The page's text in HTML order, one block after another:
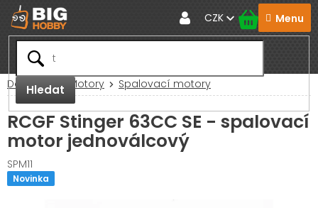
Přejít
na
obsah
Hledat
CZK
Domů RC Motory Spalovací motory
RCGF Stinger 63CC SE - spalovací
motor jednoválcový
SPM11
Novinka